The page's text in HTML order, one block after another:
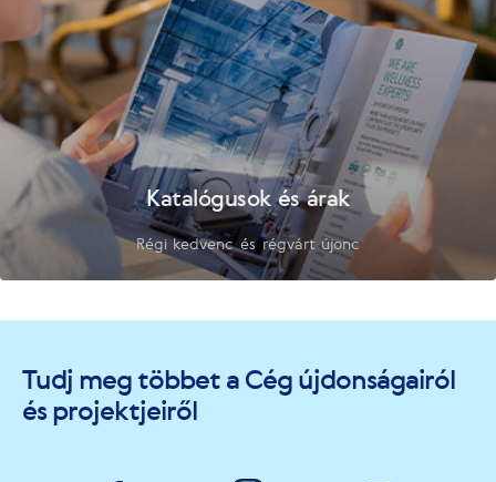
Katalógusok és árak
Régi kedvenc és régvárt újonc
Tudj meg többet a Cég újdonságairól
és projektjeiről